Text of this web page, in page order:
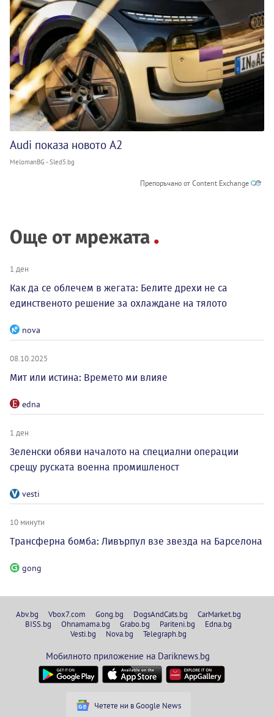
Audi показа новото A2
MelomanBG - Sled5.bg
Препоръчано от Content Exchange
Още от мрежата
1 ден
Как да се облечем в жегата: Белите дрехи не са
единственото решение за охлаждане на тялото
nova
08.10.2025
Мит или истина: Времето ми влияе
edna
1 ден
Зеленски обяви началото на специални операции
срещу руската военна промишленост
vesti
10 минути
Трансферна бомба: Ливърпул взе звезда на Барселона
gong
Abv.bg Vbox7.com Gong.bg DogsAndCats.bg
CarMarket.bg
BISS.bg
Ohnamama.bg Grabo.bg Pariteni.bg
Edna.bg
Vesti.bg
Nova.bg Telegraph.bg
Мобилното приложение на Dariknews.bg
Четете ни в Google News